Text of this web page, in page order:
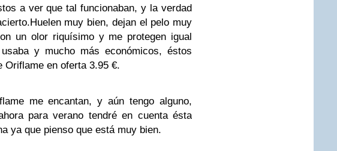
a ver que tal funcionaban, y la verdad
Huelen muy bien, dejan el pelo muy
un olor riquísimo y me protegen igual
y mucho más económicos, éstos
Oriflame en oferta 3.95 €.
me encantan, y aún tengo alguno,
para verano tendré en cuenta ésta
ya que pienso que está muy bien.